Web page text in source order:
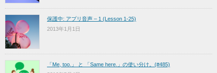
保護中: アプリ音声 – 1 (Lesson 1-25)
2013年1月1日
「Me, too.」 と 「Same here.」の使い分け。(#485)